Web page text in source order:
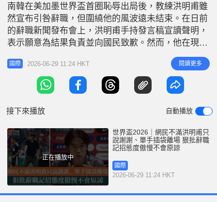
n
n
c
t
r
e
南韓在美加墨世界盃首圈恥辱出局後，教練洪明甫雖
然宣布引咎辭職，但圍繞他的風波遠未結束。在日前
的辭職新聞發布會上，洪明甫手持發言稿宣讀聲明，
表示願意為結果負責並向國民致歉。然而，他在現場
被拍到「單手插袋離場」的傲慢一幕，加上發言細
節，被南韓網民狠批「毫無誠意」，再度點燃了南韓
舉國上下的熊熊烈火！ 道歉只說「謝謝」被批卸責
擁有孫興民、李剛仁及金玟哉等「黃金一代」球星的
國際 2026-06-29 11:24 HKT 閱讀更多
接下來播放 自動播放
正在播放中
世界盃2026｜網民不滿洪明甫只
說謝謝、單手插袋離場 狠批辭職
記招態度傲慢不會原諒
國際
2026-06-29 11:24 HKT